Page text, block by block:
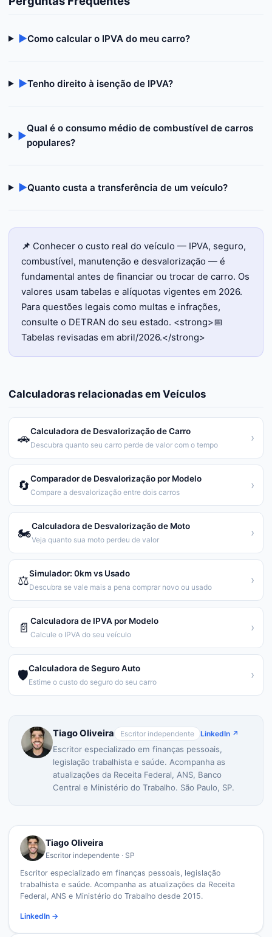
▶Como calcular o IPVA do meu carro?
▶Tenho direito à isenção de IPVA?
▶
Qual é o consumo médio de combustível de carros
populares?
▶Quanto custa a transferência de um veículo?
📌 Conhecer o custo real do veículo — IPVA, seguro,
combustível, manutenção e desvalorização — é
fundamental antes de financiar ou trocar de carro. Os
valores usam tabelas e alíquotas vigentes em 2026.
Para questões legais como multas e infrações,
consulte o DETRAN do seu estado. <strong>📅
Tabelas revisadas em abril/2026.</strong>
Calculadoras relacionadas em Veículos
🚗Calculadora de Desvalorização de Carro
Descubra quanto seu carro perde de valor com o tempo
›
🔄Comparador de Desvalorização por Modelo
Compare a desvalorização entre dois carros
›
🏍️Calculadora de Desvalorização de Moto
Veja quanto sua moto perdeu de valor
›
⚖️Simulador: 0km vs Usado
Descubra se vale mais a pena comprar novo ou usado
›
📄 Calculadora de IPVA por Modelo
Calcule o IPVA do seu veículo
›
🛡️Calculadora de Seguro Auto
Estime o custo do seguro do seu carro
›
Tiago Oliveira Escritor independente LinkedIn ↗
Escritor especializado em finanças pessoais,
legislação trabalhista e saúde. Acompanha as
atualizações da Receita Federal, ANS, Banco
Central e Ministério do Trabalho. São Paulo, SP.
Tiago Oliveira
Escritor independente · SP
Escritor especializado em finanças pessoais, legislação
trabalhista e saúde. Acompanha as atualizações da Receita
Federal, ANS e Ministério do Trabalho desde 2015.
LinkedIn →